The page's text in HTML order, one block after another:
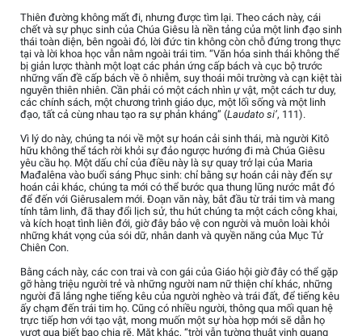
Thiên đường không mất đi, nhưng được tìm lại. Theo cách này, cái
chết và sự phục sinh của Chúa Giêsu là nền tảng của một linh đạo sinh
thái toàn diện, bên ngoài đó, lời đức tin không còn chỗ đứng trong thực
tại và lời khoa học vẫn nằm ngoài trái tim. “Văn hóa sinh thái không thể
bị giản lược thành một loạt các phản ứng cấp bách và cục bộ trước
những vấn đề cấp bách về ô nhiễm, suy thoái môi trường và cạn kiệt tài
nguyên thiên nhiên. Cần phải có một cách nhìn ự vật, một cách tư duy,
các chính sách, một chương trình giáo dục, một lối sống và một linh
đạo, tất cả cùng nhau tạo ra sự phản kháng” (Laudato si’, 111).
Vì lý do này, chúng ta nói về một sự hoán cải sinh thái, mà người Kitô
hữu không thể tách rời khỏi sự đảo ngược hướng đi mà Chúa Giêsu
yêu cầu họ. Một dấu chỉ của điều này là sự quay trở lại của Maria
Mađalêna vào buổi sáng Phục sinh: chỉ bằng sự hoán cải này đến sự
hoán cải khác, chúng ta mới có thể bước qua thung lũng nước mắt đó
để đến với Giêrusalem mới. Đoạn văn này, bắt đầu từ trái tim và mang
tính tâm linh, đã thay đổi lịch sử, thu hút chúng ta một cách công khai,
và kích hoạt tình liên đới, giờ đây bảo vệ con người và muôn loài khỏi
những khát vọng của sói dữ, nhân danh và quyền năng của Mục Tử
Chiên Con.
Bằng cách này, các con trai và con gái của Giáo hội giờ đây có thể gặp
gỡ hàng triệu người trẻ và những người nam nữ thiện chí khác, những
người đã lắng nghe tiếng kêu của người nghèo và trái đất, để tiếng kêu
ấy chạm đến trái tim họ. Cũng có nhiều người, thông qua mối quan hệ
trực tiếp hơn với tạo vật, mong muốn một sự hòa hợp mới sẽ dẫn họ
vượt qua biết bao chia rẽ. Mặt khác, “trời vẫn tường thuật vinh quang